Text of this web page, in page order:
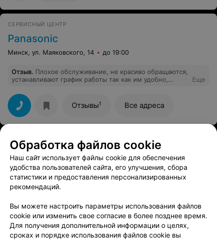
СЕРВИСНЫЙ ЦЕНТР
Panasonic
Минск, ул. Маяковского, 14 до 19:00
Отзыв. Плохое обслуживание, не красиво обращаются,
устанавливают график работы так как им удобно,
Привёз музыкальный центр на гарантийный ремонт,
играет очень плохо, с эхом, с какими то хрипами , звук
проседает, мастер сказал что несчем сравнивать, всё
работает, глухой бы и то понял что качество звука
оставляет желать лучшего, даже на диагностику не
Еще
Отзывы1 Все адреса
ЭФФЕКТИВНАЯ РЕКЛАМА НА САЙТЕ
МАГАЗИН МЯГКОЙ МЕБЕЛИ
Обработка файлов cookie
Наш сайт использует файлы cookie для обеспечения
удобства пользователей сайта, его улучшения, сбора
статистики и предоставления персонализированных
рекомендаций.
Вы можете настроить параметры использования файлов
cookie или изменить свое согласие в более позднее время.
Для получения дополнительной информации о целях,
сроках и порядке использования файлов cookie вы